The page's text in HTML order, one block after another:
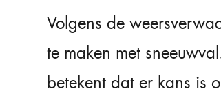
Volgens de
te maken met
betekent dat er kans is